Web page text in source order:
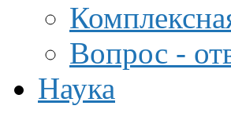
Вопрос -
Наука